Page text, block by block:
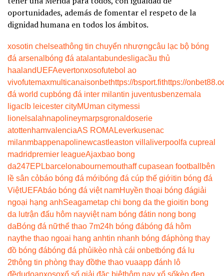
oportunidades, además de fomentar el respeto de la
dignidad humana en todos los ámbitos.
xosotin chelseathông tin chuyển nhượngcâu lạc bộ bóng
đá arsenal bóng đá atalantabundesligacầu thủ
haalandUEFAevertonxosofutebol ao
vivofutemaxmulticanaisonbethttps://bsport.fithttps://
đá world cupbóng đá inter milantin juventusbenzema la
ligaclb leicester cityMUman citymessi
lionel salahnapolineymarpsgronaldoserie
atottenhamvalenciaAS ROMA Leverkusenac
milanmbappenapolinewcastleaston villa liverpool fa cupreal
madridpremier leagueAjaxbao bong
da247EPLbarcelonabournemouthaff cupasean football
bên
lề sân cỏbáo bóng đá mớibóng đá cúp thế giớitin bóng đá
ViệtUEFAbáo bóng đá việt namHuyền thoại bóng đágiải
ngoại hạng anhSeagametap chi bong da the gioitin bong
da lutrận đấu hôm nayviệt nam bóng đátin nong bong
daBóng đá nữthể thao 7m24h bóng đábóng đá hôm
naythe thao ngoai hang anhtin nhanh bóng đáphòng thay
đồ bóng đábóng đá phủikèo nhà cái onbetbóng đá lu
2thông tin phòng thay đồthe thao vuaapp đánh lô